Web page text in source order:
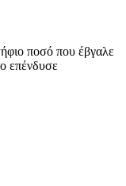
ποσό που έβγαλε
επένδυσε